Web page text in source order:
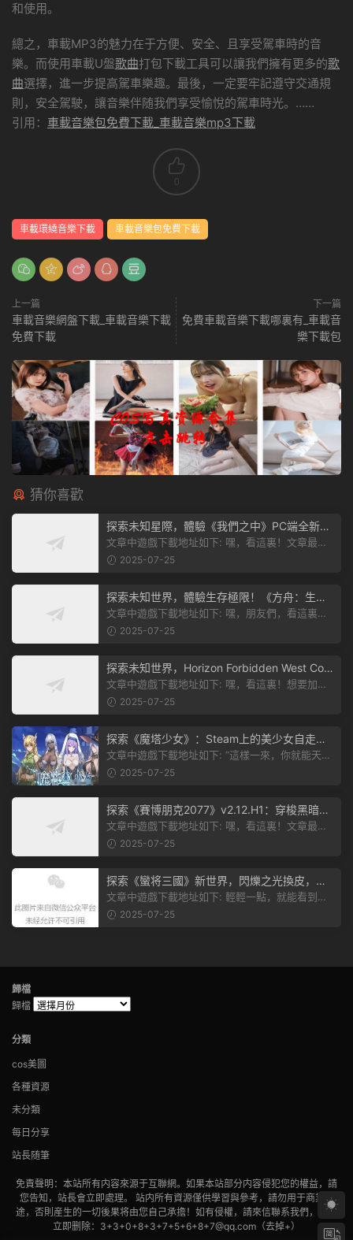
和使用。
總之，車載MP3的魅力在于方便、安全、且享受駕車時的音
樂。而使用車載U盤歌曲打包下載工具可以讓我們擁有更多的歌
曲選擇，進一步提高駕車樂趣。最後，一定要牢記遵守交通規
則，安全駕駛，讓音樂伴随我們享受愉悅的駕車時光。……
引用： 車載音樂包免費下載_車載音樂mp3下載
0
車載環繞音樂下載 車載音樂包免費下載
上一篇
車載音樂網盤下載_車載音樂下載
免費下載
下一篇
免費車載音樂下載哪裏有_車載音
樂下載包
猜你喜歡
探索未知星際，體驗《我們之中》PC端全新版
本
文章中遊戲下載地址如下: 嘿，看這裏！文章最後
有個圖片，點一下就能加入我們遊...
2025-07-25
探索未知世界，體驗生存極限！《方舟：生存
飛升》v38.9中文版全新升級！
文章中遊戲下載地址如下: 嘿，朋友們，看這裏！
《方舟：生存飛升》這個遊戲超火...
2025-07-25
探索未知世界，Horizon Forbidden West Com
plete Edition正式發布！
文章中遊戲下載地址如下: 嘿，看這裏！想要加入
遊戲資源分享群，就點文章最後那...
2025-07-25
探索《魔塔少女》：Steam上的美少女自走
棋，戰鬥與策略的雙重盛宴！
文章中遊戲下載地址如下: “這樣一來，你就能天天
2025-07-25
探索《賽博朋克2077》v2.12.H1：穿梭黑暗都
市，感受未來世界的震撼
文章中遊戲下載地址如下: 嘿，看這裏！文章最後
有個圖片，點一下就能加入我們的...
2025-07-25
探索《蠻将三國》新世界，閃爍之光換皮，共
赴手遊盛宴！
文章中遊戲下載地址如下: 輕輕一點，就能看到原
文。 滑動一下屏幕，就能看到...
2025-07-25
歸檔
歸檔
分類
cos美圖
各種資源
未分類
每日分享
站長随筆
免責聲明：本站所有内容來源于互聯網。如果本站部分内容侵犯您的權益，請
您告知，站長會立即處理。 站内所有資源僅供學習與參考，請勿用于商業用
途，否則産生的一切後果将由您自己承擔！如有侵權，請來信聯系我們，我們
立即删除：3+3+0+8+3+7+5+6+8+7@qq.com（去掉+）